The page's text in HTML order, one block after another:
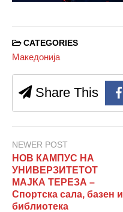
CATEGORIES
Македонија
Share This
NEWER POST
НОВ КАМПУС НА
УНИВЕРЗИТЕТОТ
МАЈКА ТЕРЕЗА –
Спортска сала, базен и
библиотека